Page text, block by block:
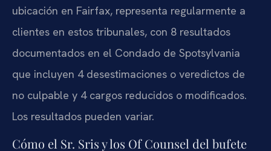
ubicación en Fairfax, representa regularmente a
clientes en estos tribunales, con 8 resultados
documentados en el Condado de Spotsylvania
que incluyen 4 desestimaciones o veredictos de
no culpable y 4 cargos reducidos o modificados.
Los resultados pueden variar.
Cómo el Sr. Sris y los Of Counsel del bufete